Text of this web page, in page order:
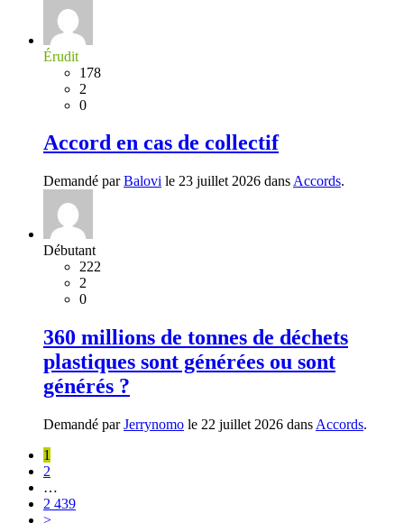
Érudit
178
2
0
Accord en cas de collectif
Demandé parBalovi le 23 juillet 2026 dans Accords.
Débutant
222
2
0
360 millions de tonnes de déchets
plastiques sont générées ou sont
générés ?
Demandé parJerrynomo le 22 juillet 2026 dans Accords.
1
2
…
2 439